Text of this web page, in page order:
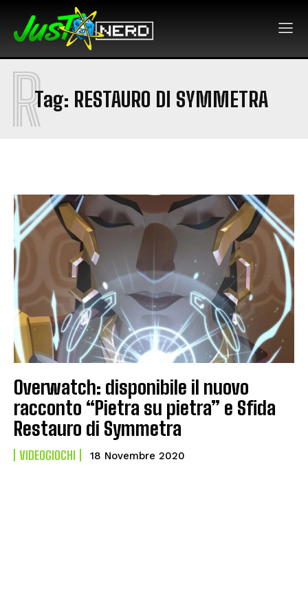
Tag: RESTAURO DI SYMMETRA
R
Overwatch: disponibile il nuovo
racconto “Pietra su pietra” e Sfida
Restauro di Symmetra
VIDEOGIOCHI 18 Novembre 2020